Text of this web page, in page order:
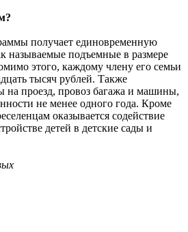
получает единовременную
называемые подъемные в размере
этого, каждому члену его семьи
тысяч рублей. Также
на проезд, провоз багажа и машины,
не менее одного года. Кроме
оказывается содействие
детей в детские сады и